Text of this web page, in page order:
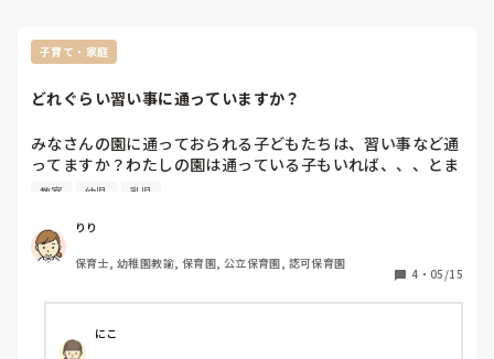
子育て・家庭
どれぐらい習い事に通っていますか？
みなさんの園に通っておられる子どもたちは、習い事など通
ってますか？わたしの園は通っている子もいれば、、、とま
ちまちなのですが、友だちの園だと、ほとんどみんな通って
じています🤔週にどれぐらいなども教えてください💡
教室 幼児 乳児
りり
保育士, 幼稚園教諭, 保育園, 公立保育園, 認可保育園
4 ・ 05/15
にこ